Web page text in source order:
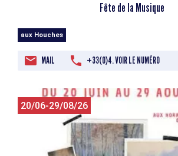
Fête de la Musique
aux Houches
MAIL +33(0)4. VOIR LE NUMÉRO
20/06-29/08/26